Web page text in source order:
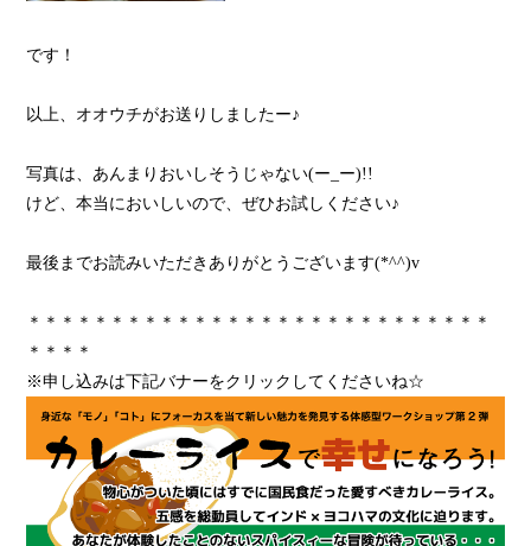
です！
以上、オオウチがお送りしましたー♪
写真は、あんまりおいしそうじゃない(ー_ー)!!
けど、本当においしいので、ぜひお試しください♪
最後までお読みいただきありがとうございます(*^^)v
＊＊＊＊＊＊＊＊＊＊＊＊＊＊＊＊＊＊＊＊＊＊＊＊＊＊＊＊
＊＊＊＊
※申し込みは下記バナーをクリックしてくださいね☆